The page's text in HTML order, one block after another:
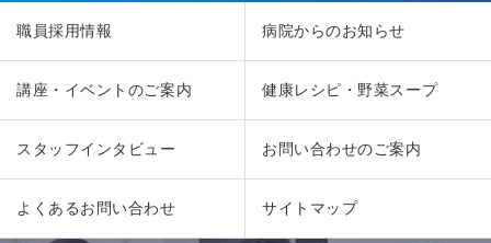
職員採用情報 病院からのお知らせ
講座・イベントのご案内 健康レシピ・野菜スープ
スタッフインタビュー お問い合わせのご案内
よくあるお問い合わせ サイトマップ